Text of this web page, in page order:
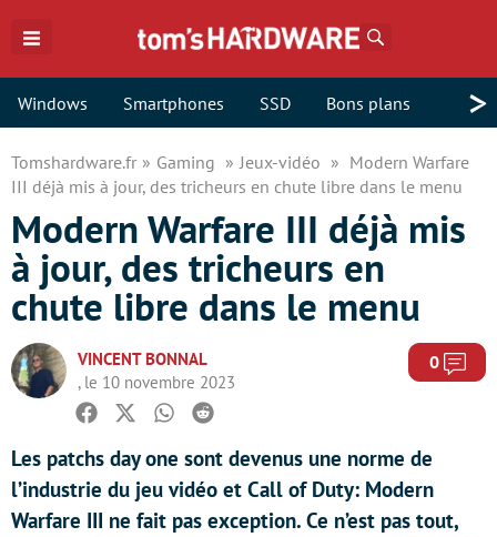
Windows Smartphones SSD Bons plans >
Tomshardware.fr Gaming Jeux-vidéo
Modern Warfare
III déjà mis à jour, des tricheurs en chute libre dans le menu
Modern Warfare III déjà mis
à jour, des tricheurs en
chute libre dans le menu
VINCENT BONNAL
, le 10 novembre 2023
0
Facebook
TwitterWhatsapp
Reddit
Les patchs day one sont devenus une norme de
l’industrie du jeu vidéo et Call of Duty: Modern
Warfare III ne fait pas exception. Ce n’est pas tout,